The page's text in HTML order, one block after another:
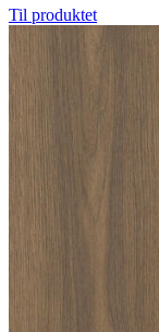
Til produktet